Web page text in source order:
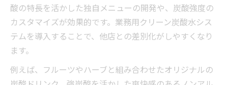
酸の特長を活かした独自メニューの開発や、炭酸強度の
カスタマイズが効果的です。業務用クリーン炭酸水シス
テムを導入することで、他店との差別化がしやすくなり
ます。
例えば、フルーツやハーブと組み合わせたオリジナルの